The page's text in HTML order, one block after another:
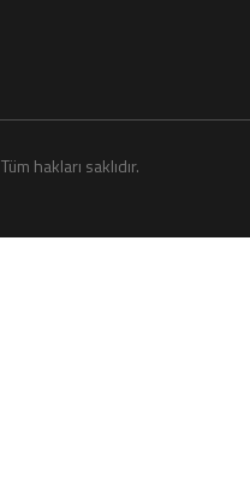
Tüm hakları saklıdır.